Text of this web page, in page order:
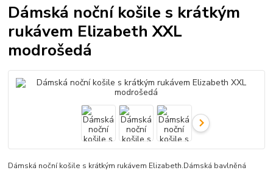
Dámská noční košile s krátkým
rukávem Elizabeth XXL
modrošedá
Dámská noční košile s krátkým rukávem Elizabeth.Dámská bavlněná